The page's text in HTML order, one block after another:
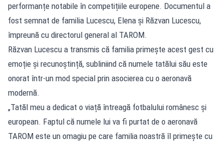
performanțe notabile în competițiile europene. Documentul a
fost semnat de familia Lucescu, Elena și Răzvan Lucescu,
împreună cu directorul general al TAROM.
Răzvan Lucescu a transmis că familia primește acest gest cu
emoție și recunoștință, subliniind că numele tatălui său este
onorat într-un mod special prin asocierea cu o aeronavă
modernă.
„Tatăl meu a dedicat o viață întreagă fotbalului românesc și
european. Faptul că numele lui va fi purtat de o aeronavă
TAROM este un omagiu pe care familia noastră îl primește cu